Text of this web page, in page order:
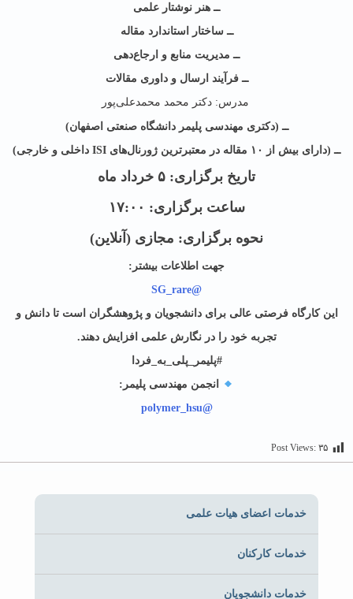
ــ هنر نوشتار علمی
ــ ساختار استاندارد مقاله
ــ مدیریت منابع و ارجاع‌دهی
ــ فرآیند ارسال و داوری مقالات
مدرس: دکتر محمد محمدعلی‌پور
ــ (دکتری مهندسی پلیمر دانشگاه صنعتی اصفهان)
ــ (دارای بیش از ۱۰ مقاله در معتبرترین ژورنال‌های ISI داخلی و خارجی)
تاریخ برگزاری: ۵ خرداد ماه
ساعت برگزاری: ۱۷:۰۰
نحوه برگزاری: مجازی (آنلاین)
جهت اطلاعات بیشتر:
@SG_rare
این کارگاه فرصتی عالی برای دانشجویان و پژوهشگران است تا دانش و
تجربه خود را در نگارش علمی افزایش دهند.
#پلیمر_پلی_به_فردا
انجمن مهندسی پلیمر:
@polymer_hsu
Post Views: ۳۵
خدمات اعضای هیات علمی
خدمات کارکنان
خدمات دانشجویان